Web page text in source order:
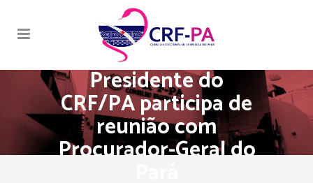
Presidente do
CRF/PA participa de
reunião com
Procurador-Geral do